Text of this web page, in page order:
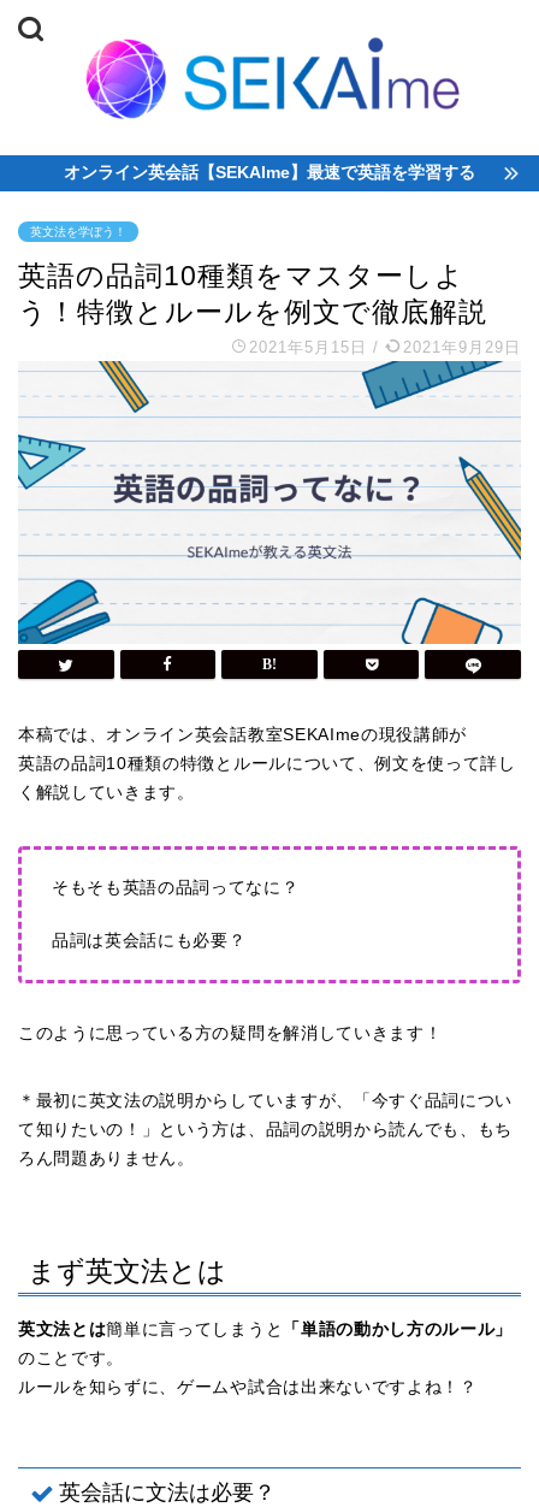
オンライン英会話【SEKAIme】最速で英語を学習する
英文法を学ぼう！
英語の品詞10種類をマスターしよ
う！特徴とルールを例文で徹底解説
2021年5月15日 / 2021年9月29日
本稿では、オンライン英会話教室SEKAImeの現役講師が
英語の品詞10種類の特徴とルールについて、例文を使って詳し
く解説していきます。
そもそも英語の品詞ってなに？
品詞は英会話にも必要？
このように思っている方の疑問を解消していきます！
＊最初に英文法の説明からしていますが、「今すぐ品詞につい
て知りたいの！」という方は、品詞の説明から読んでも、もち
ろん問題ありません。
まず英文法とは
英文法とは簡単に言ってしまうと
「単語の動かし方のルール」
のことです。
ルールを知らずに、ゲームや試合は出来ないですよね！？
英会話に文法は必要？